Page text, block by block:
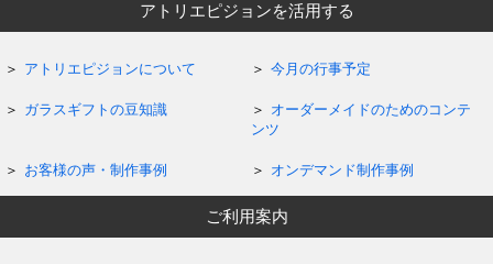
アトリエピジョンを活用する
アトリエピジョンについて 今月の行事予定
ガラスギフトの豆知識
オーダーメイドのためのコンテ
ンツ
お客様の声・制作事例 オンデマンド制作事例
ご利用案内